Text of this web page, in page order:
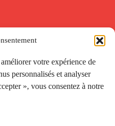
votre expérience de
personnalisés et analyser
», vous consentez à notre